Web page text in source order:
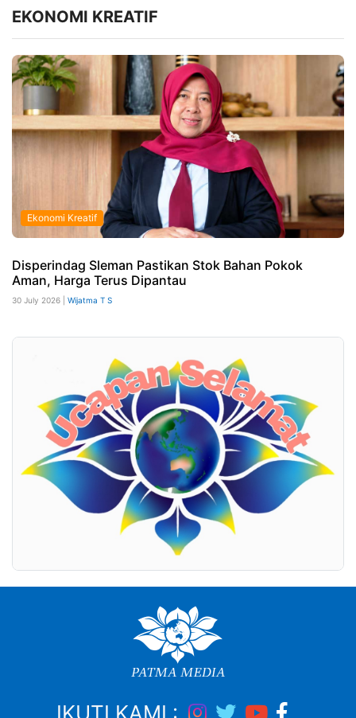
EKONOMI KREATIF
Ekonomi Kreatif
Disperindag Sleman Pastikan Stok Bahan Pokok
Aman, Harga Terus Dipantau
30 July 2026 | Wijatma T S